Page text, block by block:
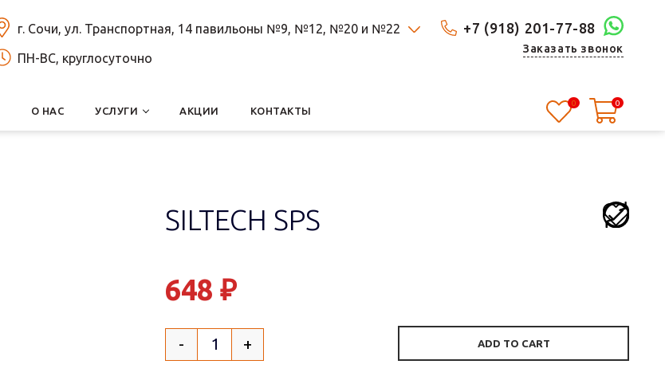
+7 (918) 201-77-88
Заказать звонок
г. Сочи, ул. Транспортная, 14 павильоны №9, №12, №20 и №22
ПН-ВС, круглосуточно
О НАС УСЛУГИ АКЦИИ КОНТАКТЫ
0 0
SILTECH SPS
648 ₽
Quantity
- + ADD TO CART